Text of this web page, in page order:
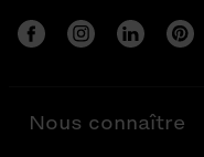
Nous connaître